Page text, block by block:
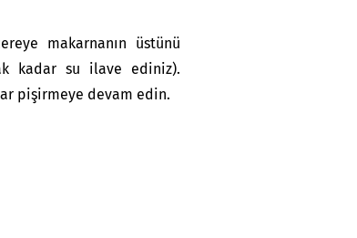
makarnanın üstünü
kadar su ilave ediniz).
pişirmeye devam edin.